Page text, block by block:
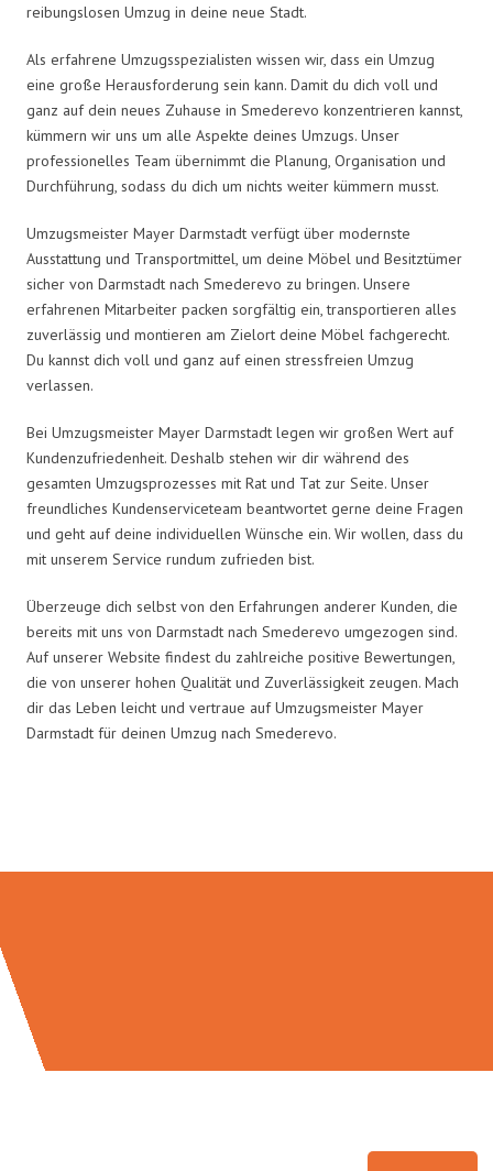
reibungslosen Umzug in deine neue Stadt.
Als erfahrene Umzugsspezialisten wissen wir, dass ein Umzug
eine große Herausforderung sein kann. Damit du dich voll und
ganz auf dein neues Zuhause in Smederevo konzentrieren kannst,
kümmern wir uns um alle Aspekte deines Umzugs. Unser
professionelles Team übernimmt die Planung, Organisation und
Durchführung, sodass du dich um nichts weiter kümmern musst.
Umzugsmeister Mayer Darmstadt verfügt über modernste
Ausstattung und Transportmittel, um deine Möbel und Besitztümer
sicher von Darmstadt nach Smederevo zu bringen. Unsere
erfahrenen Mitarbeiter packen sorgfältig ein, transportieren alles
zuverlässig und montieren am Zielort deine Möbel fachgerecht.
Du kannst dich voll und ganz auf einen stressfreien Umzug
verlassen.
Bei Umzugsmeister Mayer Darmstadt legen wir großen Wert auf
Kundenzufriedenheit. Deshalb stehen wir dir während des
gesamten Umzugsprozesses mit Rat und Tat zur Seite. Unser
freundliches Kundenserviceteam beantwortet gerne deine Fragen
und geht auf deine individuellen Wünsche ein. Wir wollen, dass du
mit unserem Service rundum zufrieden bist.
Überzeuge dich selbst von den Erfahrungen anderer Kunden, die
bereits mit uns von Darmstadt nach Smederevo umgezogen sind.
Auf unserer Website findest du zahlreiche positive Bewertungen,
die von unserer hohen Qualität und Zuverlässigkeit zeugen. Mach
dir das Leben leicht und vertraue auf Umzugsmeister Mayer
Darmstadt für deinen Umzug nach Smederevo.